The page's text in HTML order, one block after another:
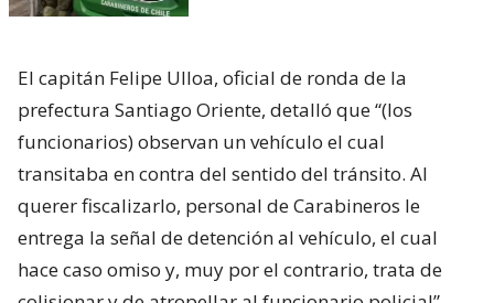
El capitán Felipe Ulloa, oficial de ronda de la
prefectura Santiago Oriente, detalló que “(los
funcionarios) observan un vehículo el cual
transitaba en contra del sentido del tránsito. Al
querer fiscalizarlo, personal de Carabineros le
entrega la señal de detención al vehículo, el cual
hace caso omiso y, muy por el contrario, trata de